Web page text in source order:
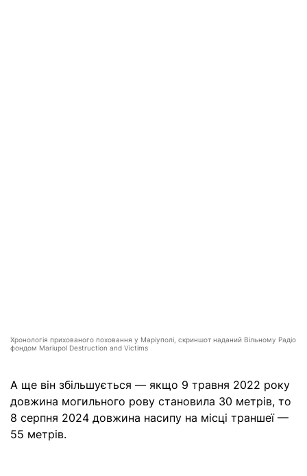
Хронологія прихованого поховання у Маріуполі, скриншот наданий Вільному Радіо
фондом Mariupol Destruction and Victims
А ще він збільшується — якщо 9 травня 2022 року
довжина могильного рову становила 30 метрів, то
8 серпня 2024 довжина насипу на місці траншеї —
55 метрів.